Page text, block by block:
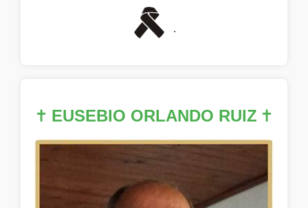
.
✝ EUSEBIO ORLANDO RUIZ ✝